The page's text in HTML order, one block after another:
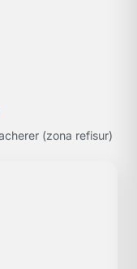
(zona refisur)